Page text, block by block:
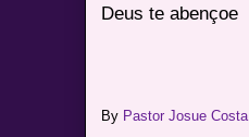
Deus te abençoe
By Pastor Josue Costa